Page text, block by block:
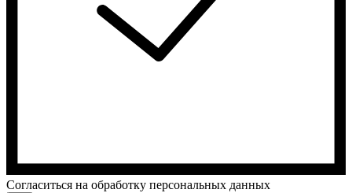
Cогласиться на обработку персональных данных